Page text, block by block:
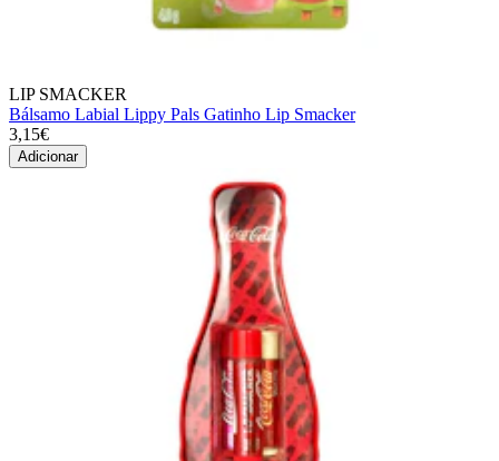
LIP SMACKER
Bálsamo Labial Lippy Pals Gatinho Lip Smacker
3,15€
Adicionar